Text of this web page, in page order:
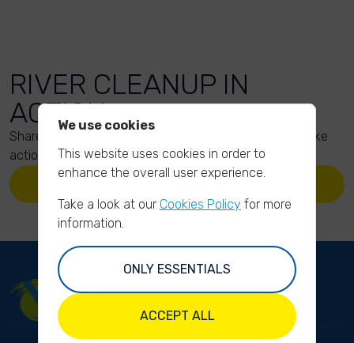
RIVER CLEANUP IN
ACTION
Share your action photos here and inspire others to take
action too!
UPLOAD YOUR PHOTOS
We use cookies
This website uses cookies in order to
enhance the overall user experience.
Take a look at our Cookies Policy for more
information.
ONLY ESSENTIALS
ACCEPT ALL